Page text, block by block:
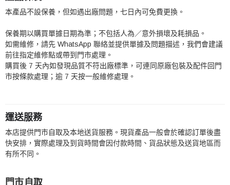
本產品不設保養，但如遇出廠問題，七日內可免費更換。
保養期以購買單據日期為準；不包括人為／意外損壞及耗損品。
如需維修，請先 WhatsApp 聯絡並提供單據及問題描述，我們會建議
前往指定維修點或帶到門市處理。
購買後 7 天內如發現品質不符出廠標準，可連同原廠包裝及配件回門
市按條款處理；逾 7 天按一般維修處理。
運送服務
本店提供門市自取及本地送貨服務。現貨產品一般會於確認訂單後盡
快安排，實際處理及到貨時間會因付款時間、貨品狀態及送貨地區而
有所不同。
門市自取